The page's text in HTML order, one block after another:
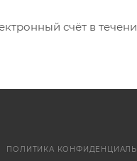
счёт в
ПОЛИТИКА